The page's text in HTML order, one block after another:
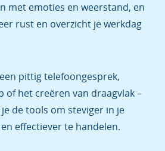
met emoties en weerstand, en
rust en overzicht je werkdag
pittig telefoongesprek,
of het creëren van draagvlak –
de tools om steviger in je
effectiever te handelen.